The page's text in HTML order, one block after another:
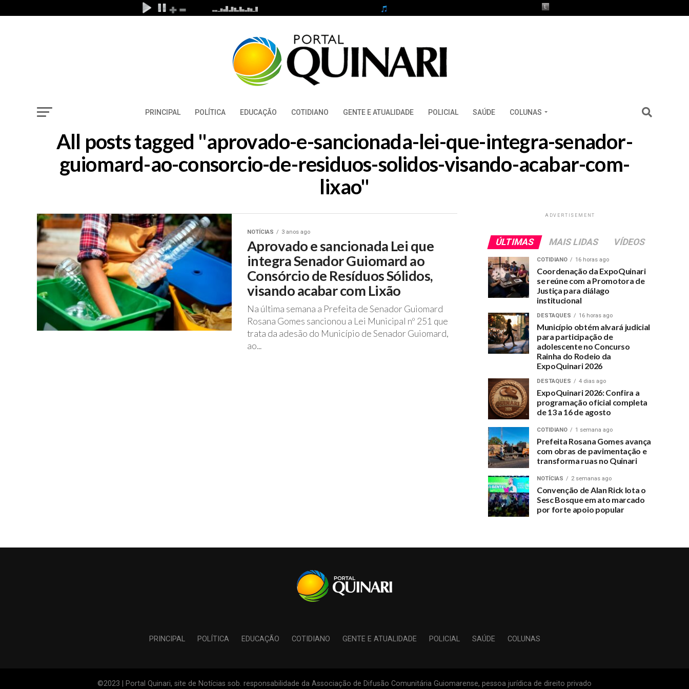
PRINCIPAL POLÍTICA EDUCAÇÃO COTIDIANO GENTE E ATUALIDADE POLICIAL SAÚDE COLUNAS
All posts tagged "aprovado-e-sancionada-lei-que-integra-senador-
guiomard-ao-consorcio-de-residuos-solidos-visando-acabar-com-
lixao"
NOTÍCIAS 3 anos ago
Aprovado e sancionada Lei que
integra Senador Guiomard ao
Consórcio de Resíduos Sólidos,
visando acabar com Lixão
Na última semana a Prefeita de Senador Guiomard
Rosana Gomes sancionou a Lei Municipal nº 251 que
trata da adesão do Município de Senador Guiomard,
ao...
ADVERTISEMENT
ÚLTIMAS MAIS LIDAS VÍDEOS
COTIDIANO 16 horas ago
Coordenação da ExpoQuinari
se reúne com a Promotora de
Justiça para diálago
institucional
DESTAQUES 16 horas ago
Município obtém alvará judicial
para participação de
adolescente no Concurso
Rainha do Rodeio da
ExpoQuinari 2026
DESTAQUES 4 dias ago
ExpoQuinari 2026: Confira a
programação oficial completa
de 13 a 16 de agosto
COTIDIANO 1 semana ago
Prefeita Rosana Gomes avança
com obras de pavimentação e
transforma ruas no Quinari
NOTÍCIAS 2 semanas ago
Convenção de Alan Rick lota o
Sesc Bosque em ato marcado
por forte apoio popular
PRINCIPAL POLÍTICA EDUCAÇÃO COTIDIANO GENTE E ATUALIDADE POLICIAL SAÚDE COLUNAS
©2023 | Portal Quinari, site de Notícias sob. responsabilidade da Associação de Difusão Comunitária Guiomarense, pessoa jurídica de direito privado